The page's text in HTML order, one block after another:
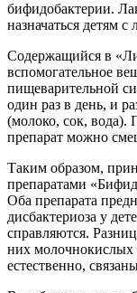
бифидобактерии.
назначаться детям с
Содержащийся в
вспомогательное
пищеварительной
один раз в день, и
(молоко, сок, вода).
препарат можно
Таким образом,
препаратами
Оба препарата
дисбактериоза у
справляются.
них молочнокислых
естественно,